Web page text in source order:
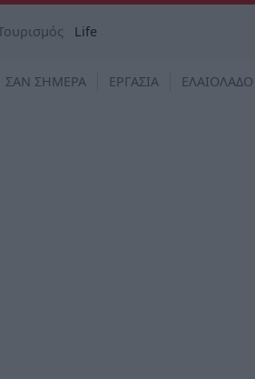
Life
ΣΑΝ ΣΗΜΕΡΑ ΕΡΓΑΣΙΑ ΕΛΑΙΟΛΑΔΟ